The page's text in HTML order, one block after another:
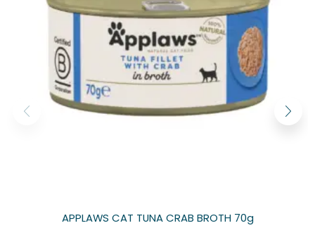
APPLAWS CAT TUNA CRAB BROTH 70g